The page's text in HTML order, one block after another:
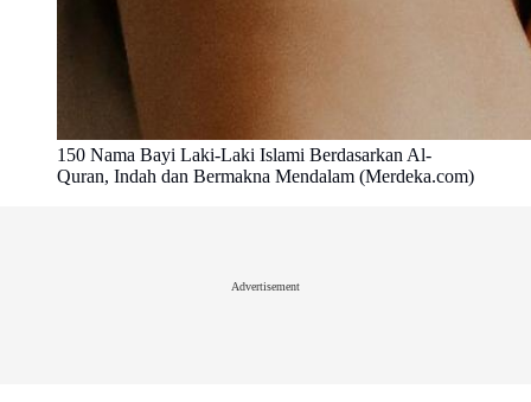
150 Nama Bayi Laki-Laki Islami Berdasarkan Al-
Quran, Indah dan Bermakna Mendalam (Merdeka.com)
Advertisement